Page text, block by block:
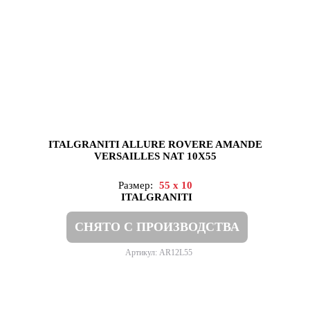
ITALGRANITI ALLURE ROVERE AMANDE
VERSAILLES NAT 10X55
Размер:
55 x 10
ITALGRANITI
СНЯТО С ПРОИЗВОДСТВА
Артикул: AR12L55